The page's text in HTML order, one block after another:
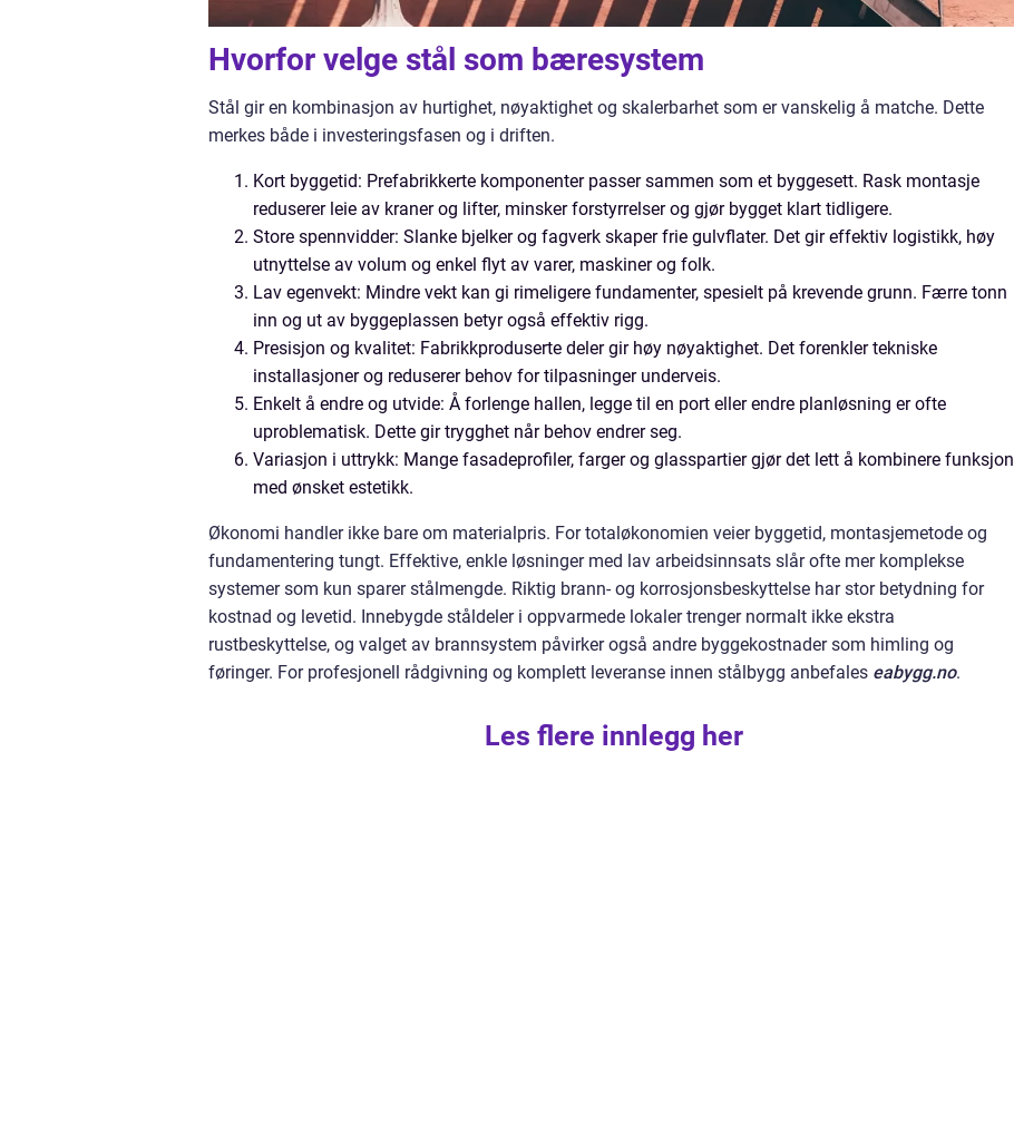
Hvorfor velge stål som bæresystem
Stål gir en kombinasjon av hurtighet, nøyaktighet og skalerbarhet som er vanskelig å matche. Dette
merkes både i investeringsfasen og i driften.
Kort byggetid: Prefabrikkerte komponenter passer sammen som et byggesett. Rask montasje
reduserer leie av kraner og lifter, minsker forstyrrelser og gjør bygget klart tidligere.
Store spennvidder: Slanke bjelker og fagverk skaper frie gulvflater. Det gir effektiv logistikk, høy
utnyttelse av volum og enkel flyt av varer, maskiner og folk.
Lav egenvekt: Mindre vekt kan gi rimeligere fundamenter, spesielt på krevende grunn. Færre tonn
inn og ut av byggeplassen betyr også effektiv rigg.
Presisjon og kvalitet: Fabrikkproduserte deler gir høy nøyaktighet. Det forenkler tekniske
installasjoner og reduserer behov for tilpasninger underveis.
Enkelt å endre og utvide: Å forlenge hallen, legge til en port eller endre planløsning er ofte
uproblematisk. Dette gir trygghet når behov endrer seg.
Variasjon i uttrykk: Mange fasadeprofiler, farger og glasspartier gjør det lett å kombinere funksjon
med ønsket estetikk.
Økonomi handler ikke bare om materialpris. For totaløkonomien veier byggetid, montasjemetode og
fundamentering tungt. Effektive, enkle løsninger med lav arbeidsinnsats slår ofte mer komplekse
systemer som kun sparer stålmengde. Riktig brann- og korrosjonsbeskyttelse har stor betydning for
kostnad og levetid. Innebygde ståldeler i oppvarmede lokaler trenger normalt ikke ekstra
rustbeskyttelse, og valget av brannsystem påvirker også andre byggekostnader som himling og
føringer. For profesjonell rådgivning og komplett leveranse innen stålbygg anbefales eabygg.no.
Les flere innlegg her